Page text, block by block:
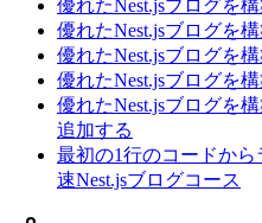
優れたNest.jsブログを
優れたNest.jsブログを
優れたNest.jsブログを
優れたNest.jsブログを
優れたNest.jsブログを
追加する
最初の1行のコードか
速Nest.jsブログコース